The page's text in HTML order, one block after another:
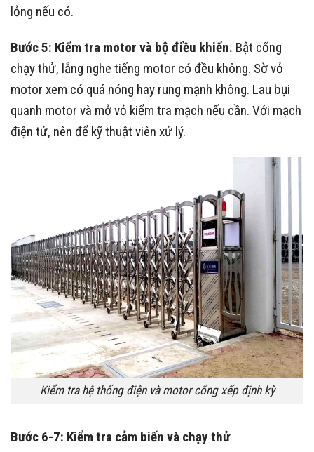
lỏng nếu có.
Bước 5: Kiểm tra motor và bộ điều khiển. Bật cổng
chạy thử, lắng nghe tiếng motor có đều không. Sờ vỏ
motor xem có quá nóng hay rung mạnh không. Lau bụi
quanh motor và mở vỏ kiểm tra mạch nếu cần. Với mạch
điện tử, nên để kỹ thuật viên xử lý.
Kiểm tra hệ thống điện và motor cổng xếp định kỳ
Bước 6-7: Kiểm tra cảm biến và chạy thử